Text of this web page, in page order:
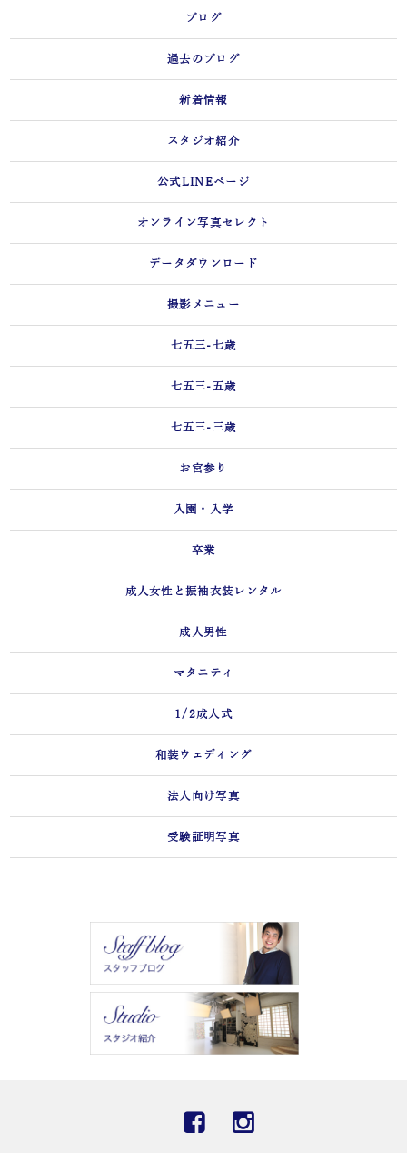
ブログ
過去のブログ
新着情報
スタジオ紹介
公式LINEページ
オンライン写真セレクト
データダウンロード
撮影メニュー
七五三-七歳
七五三-五歳
七五三-三歳
お宮参り
入園・入学
卒業
成人女性と振袖衣装レンタル
成人男性
マタニティ
1/2成人式
和装ウェディング
法人向け写真
受験証明写真